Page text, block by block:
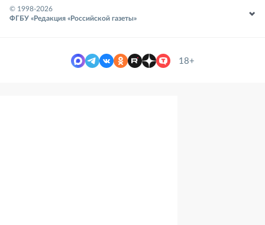
© 1998-2026
ФГБУ «Редакция «Российской газеты»
18+